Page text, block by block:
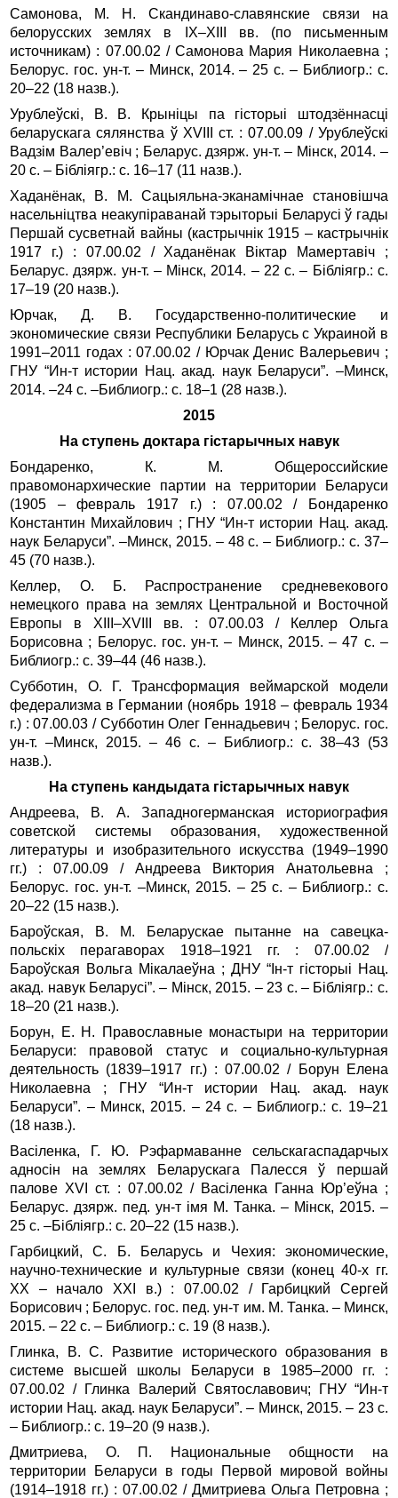
Самонова, М. Н. Скандинаво-славянские связи на
белорусских землях в IX–XIII вв. (по письменным
источникам) : 07.00.02 / Самонова Мария Николаевна ;
Белорус. гос. ун‑т. – Минск, 2014. – 25 с. – Библиогр.: с.
20–22 (18 назв.).
Урублеўскі, В. В. Крыніцы па гісторыі штодзённасці
беларускага сялянства ў XVIII ст. : 07.00.09 / Урублеўскі
Вадзім Валер’евіч ; Беларус. дзярж. ун‑т. – Мінск, 2014. –
20 с. – Бібліягр.: с. 16–17 (11 назв.).
Хаданёнак, В. М. Сацыяльна-эканамічнае становішча
насельніцтва неакупіраванай тэрыторыі Беларусі ў гады
Першай сусветнай вайны (кастрычнік 1915 – кастрычнік
1917 г.) : 07.00.02 / Хаданёнак Віктар Мамертавіч ;
Беларус. дзярж. ун‑т. – Мінск, 2014. – 22 с. – Бібліягр.: с.
17–19 (20 назв.).
Юрчак, Д. В. Государственно-политические и
экономические связи Республики Беларусь с Украиной в
1991–2011 годах : 07.00.02 / Юрчак Денис Валерьевич ;
ГНУ “Ин-т истории Нац. акад. наук Беларуси”. –Минск,
2014. –24 с. –Библиогр.: с. 18–1 (28 назв.).
2015
На ступень доктара гістарычных навук
Бондаренко, К. М. Общероссийские
правомонархические партии на территории Беларуси
(1905 – февраль 1917 г.) : 07.00.02 / Бондаренко
Константин Михайлович ; ГНУ “Ин-т истории Нац. акад.
наук Беларуси”. –Минск, 2015. – 48 с. – Библиогр.: с. 37–
45 (70 назв.).
Келлер, О. Б. Распространение средневекового
немецкого права на землях Центральной и Восточной
Европы в XIII–XVIII вв. : 07.00.03 / Келлер Ольга
Борисовна ; Белорус. гос. ун‑т. – Минск, 2015. – 47 с. –
Библиогр.: с. 39–44 (46 назв.).
Субботин, О. Г. Трансформация веймарской модели
федерализма в Германии (ноябрь 1918 – февраль 1934
г.) : 07.00.03 / Субботин Олег Геннадьевич ; Белорус. гос.
ун‑т. –Минск, 2015. – 46 с. – Библиогр.: с. 38–43 (53
назв.).
На ступень кандыдата гістарычных навук
Андреева, В. А. Западногерманская историография
советской системы образования, художественной
литературы и изобразительного искусства (1949–1990
гг.) : 07.00.09 / Андреева Виктория Анатольевна ;
Белорус. гос. ун‑т. –Минск, 2015. – 25 с. – Библиогр.: с.
20–22 (15 назв.).
Бароўская, В. М. Беларускае пытанне на савецка-
польскіх перагаворах 1918–1921 гг. : 07.00.02 /
Бароўская Вольга Мікалаеўна ; ДНУ “Ін‑т гісторыі Нац.
акад. навук Беларусі”. – Мінск, 2015. – 23 с. – Бібліягр.: с.
18–20 (21 назв.).
Борун, Е. Н. Православные монастыри на территории
Беларуси: правовой статус и социально-культурная
деятельность (1839–1917 гг.) : 07.00.02 / Борун Елена
Николаевна ; ГНУ “Ин-т истории Нац. акад. наук
Беларуси”. – Минск, 2015. – 24 с. – Библиогр.: с. 19–21
(18 назв.).
Васіленка, Г. Ю. Рэфармаванне сельскагаспадарчых
адносін на землях Беларускага Палесся ў першай
палове XVI ст. : 07.00.02 / Васіленка Ганна Юр’еўна ;
Беларус. дзярж. пед. ун‑т імя М. Танка. – Мінск, 2015. –
25 с. –Бібліягр.: с. 20–22 (15 назв.).
Гарбицкий, С. Б. Беларусь и Чехия: экономические,
научно-технические и культурные связи (конец 40-х гг.
XX – начало XXI в.) : 07.00.02 / Гарбицкий Сергей
Борисович ; Белорус. гос. пед. ун‑т им. М. Танка. – Минск,
2015. – 22 с. – Библиогр.: с. 19 (8 назв.).
Глинка, В. С. Развитие исторического образования в
системе высшей школы Беларуси в 1985–2000 гг. :
07.00.02 / Глинка Валерий Святославович; ГНУ “Ин-т
истории Нац. акад. наук Беларуси”. – Минск, 2015. – 23 с.
– Библиогр.: с. 19–20 (9 назв.).
Дмитриева, О. П. Национальные общности на
территории Беларуси в годы Первой мировой войны
(1914–1918 гг.) : 07.00.02 / Дмитриева Ольга Петровна ;